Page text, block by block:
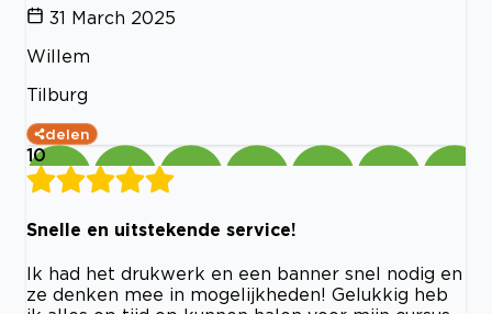
31 March 2025
Willem
Tilburg
delen
10
Snelle en uitstekende service!
Ik had het drukwerk en een banner snel nodig en
ze denken mee in mogelijkheden! Gelukkig heb